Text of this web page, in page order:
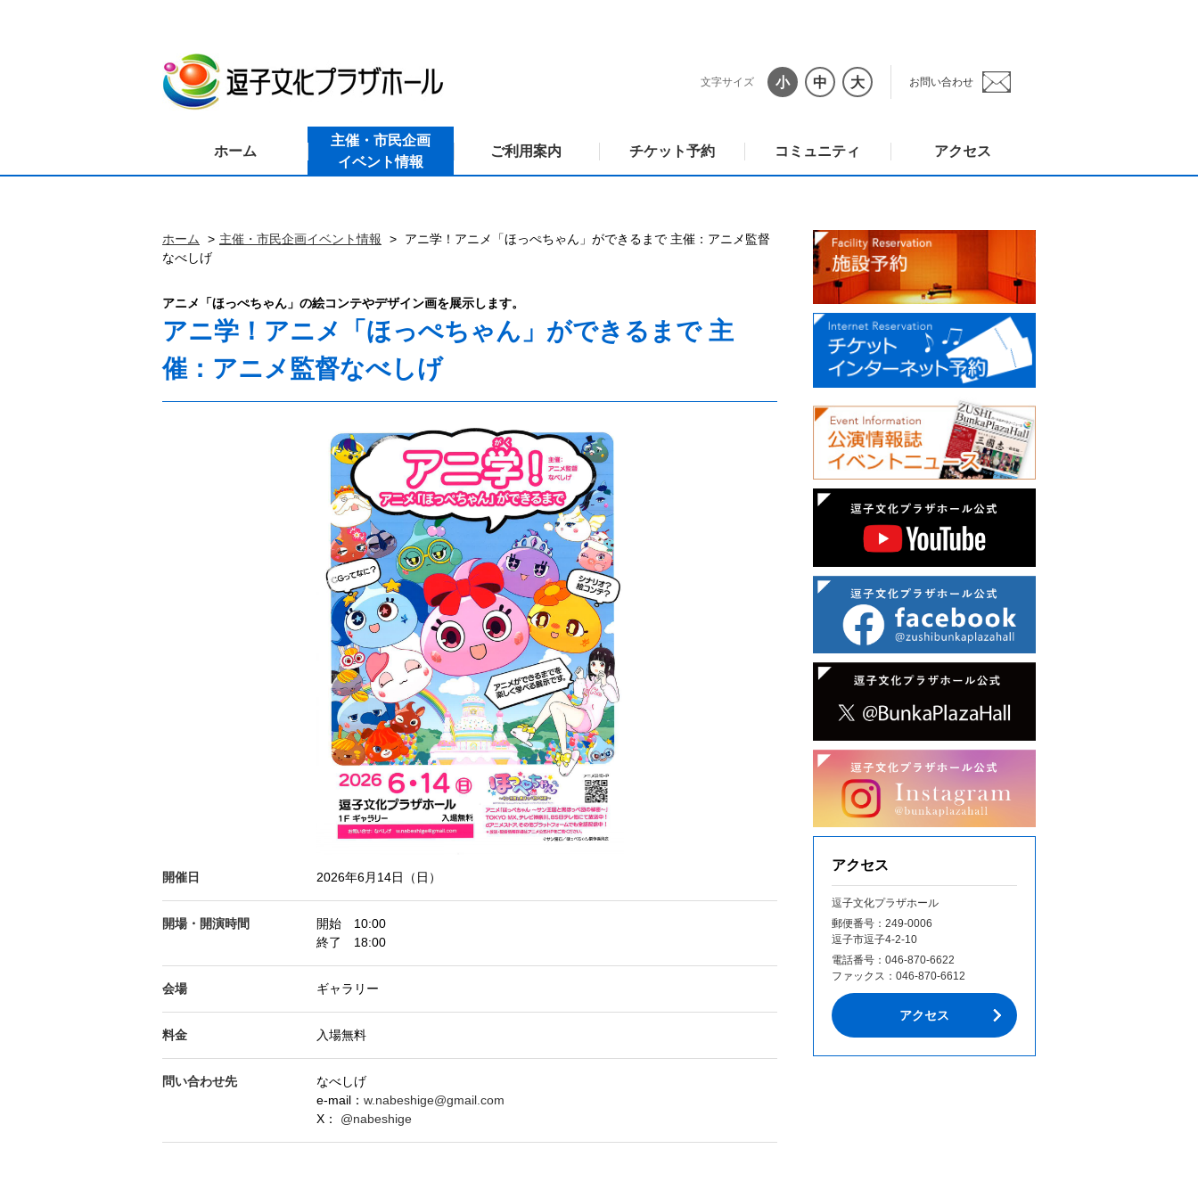
文字サイズ 小 中 大 お問い合わせ
ホーム
主催・市民企画
イベント情報
ご利用案内 チケット予約 コミュニティ アクセス
ホーム 主催・市民企画イベント情報
アニ学！アニメ「ほっぺちゃん」ができるまで 主催：アニメ監督
なべしげ
アニメ「ほっぺちゃん」の絵コンテやデザイン画を展示します。
アニ学！アニメ「ほっぺちゃん」ができるまで 主
催：アニメ監督なべしげ
開催日 2026年6月14日（日）
開場・開演時間
開始 10:00
終了 18:00
会場 ギャラリー
料金 入場無料
問い合わせ先
なべしげ
e-mail： w.nabeshige@gmail.com
X： @nabeshige
アクセス
逗子文化プラザホール
郵便番号：249‐0006
逗子市逗子4-2-10
電話番号： 046-870-6622
ファックス： 046-870-6612
アクセス